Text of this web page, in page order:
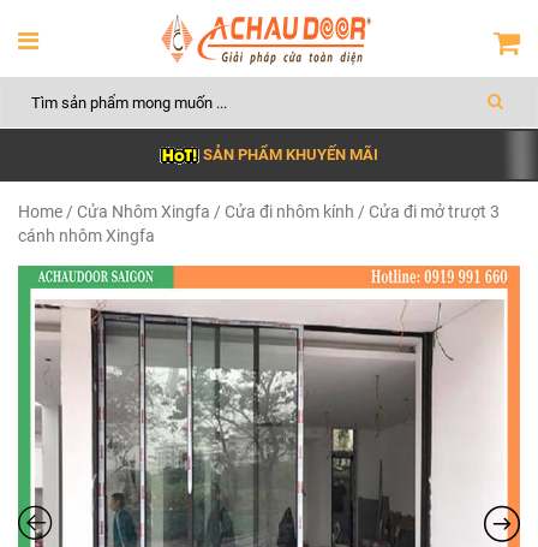
SẢN PHẨM KHUYẾN MÃI
Home / Cửa Nhôm Xingfa / Cửa đi nhôm kính / Cửa đi mở trượt 3
cánh nhôm Xingfa